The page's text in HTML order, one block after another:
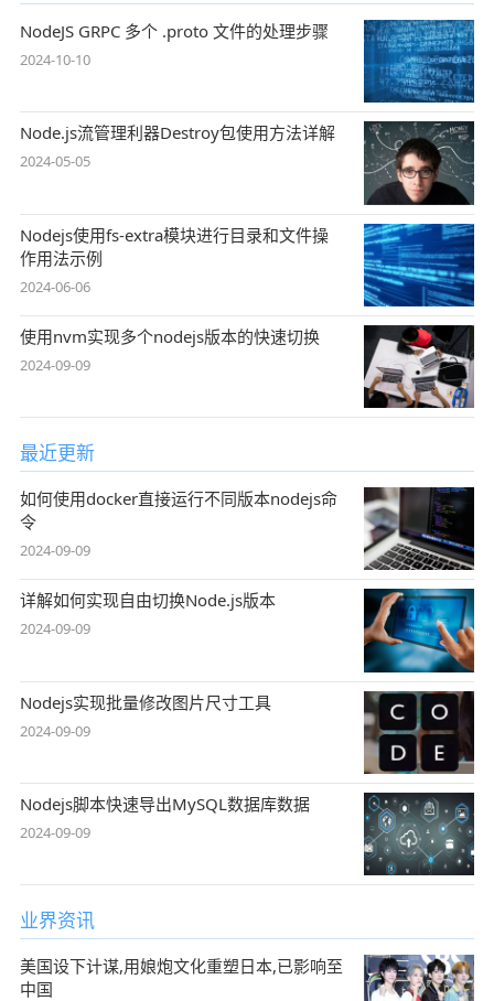
NodeJS GRPC 多个 .proto 文件的处理步骤
2024-10-10
Node.js流管理利器Destroy包使用方法详解
2024-05-05
Nodejs使用fs-extra模块进行目录和文件操
作用法示例
2024-06-06
使用nvm实现多个nodejs版本的快速切换
2024-09-09
最近更新
如何使用docker直接运行不同版本nodejs命
令
2024-09-09
详解如何实现自由切换Node.js版本
2024-09-09
Nodejs实现批量修改图片尺寸工具
2024-09-09
Nodejs脚本快速导出MySQL数据库数据
2024-09-09
业界资讯
美国设下计谋,用娘炮文化重塑日本,已影响至
中国